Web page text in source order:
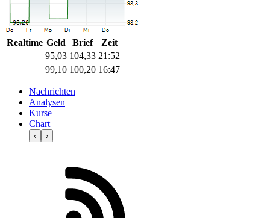
Realtime Geld Brief
Zeit
95,03 104,33 21:52
99,10 100,20 16:47
Nachrichten
Analysen
Kurse
Chart
‹ ›